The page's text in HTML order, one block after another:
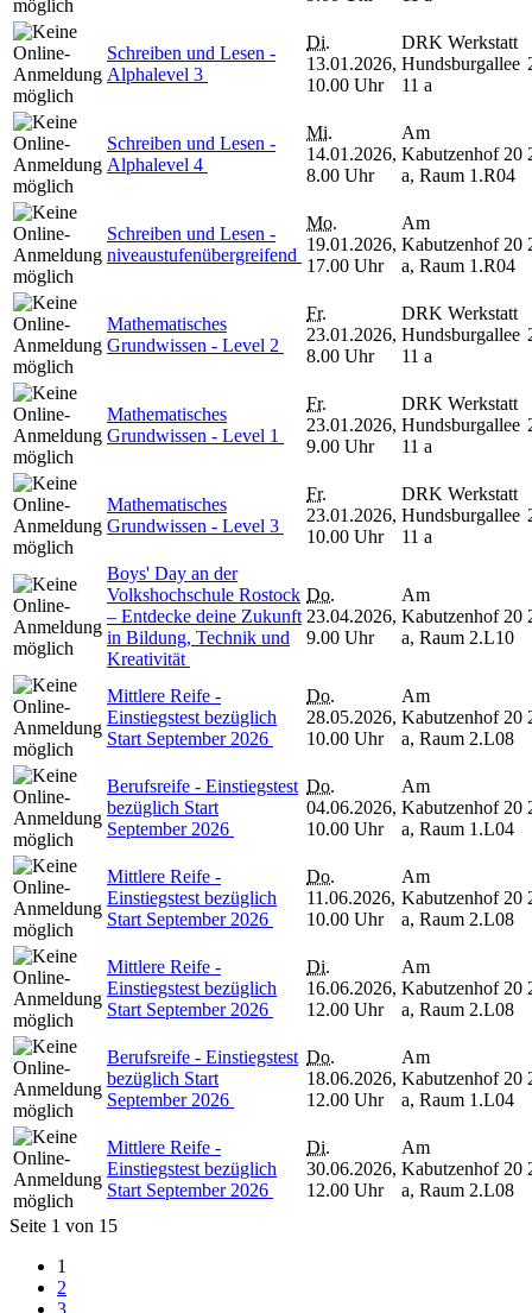
Schreiben und Lesen -
Alphalevel 3
Di.
13.01.2026,
10.00 Uhr
DRK Werkstatt
Hundsburgallee
11 a
Schreiben und Lesen -
Alphalevel 4
Mi.
14.01.2026,
8.00 Uhr
Am
Kabutzenhof 20
a, Raum 1.R04
Schreiben und Lesen -
niveaustufenübergreifend
Mo.
19.01.2026,
17.00 Uhr
Am
Kabutzenhof 20
a, Raum 1.R04
Mathematisches
Grundwissen - Level 2
Fr.
23.01.2026,
8.00 Uhr
DRK Werkstatt
Hundsburgallee
11 a
Mathematisches
Grundwissen - Level 1
Fr.
23.01.2026,
9.00 Uhr
DRK Werkstatt
Hundsburgallee
11 a
Mathematisches
Grundwissen - Level 3
Fr.
23.01.2026,
10.00 Uhr
DRK Werkstatt
Hundsburgallee
11 a
Boys' Day an der
Volkshochschule Rostock
– Entdecke deine Zukunft
in Bildung, Technik und
Kreativität
Do.
23.04.2026,
9.00 Uhr
Am
Kabutzenhof 20
a, Raum 2.L10
Mittlere Reife -
Einstiegstest bezüglich
Start September 2026
Do.
28.05.2026,
10.00 Uhr
Am
Kabutzenhof 20
a, Raum 2.L08
Berufsreife - Einstiegstest
bezüglich Start
September 2026
Do.
04.06.2026,
10.00 Uhr
Am
Kabutzenhof 20
a, Raum 1.L04
Mittlere Reife -
Einstiegstest bezüglich
Start September 2026
Do.
11.06.2026,
10.00 Uhr
Am
Kabutzenhof 20
a, Raum 2.L08
Mittlere Reife -
Einstiegstest bezüglich
Start September 2026
Di.
16.06.2026,
12.00 Uhr
Am
Kabutzenhof 20
a, Raum 2.L08
Berufsreife - Einstiegstest
bezüglich Start
September 2026
Do.
18.06.2026,
12.00 Uhr
Am
Kabutzenhof 20
a, Raum 1.L04
Mittlere Reife -
Einstiegstest bezüglich
Start September 2026
Di.
30.06.2026,
12.00 Uhr
Am
Kabutzenhof 20
a, Raum 2.L08
Seite 1 von 15
1
2
3